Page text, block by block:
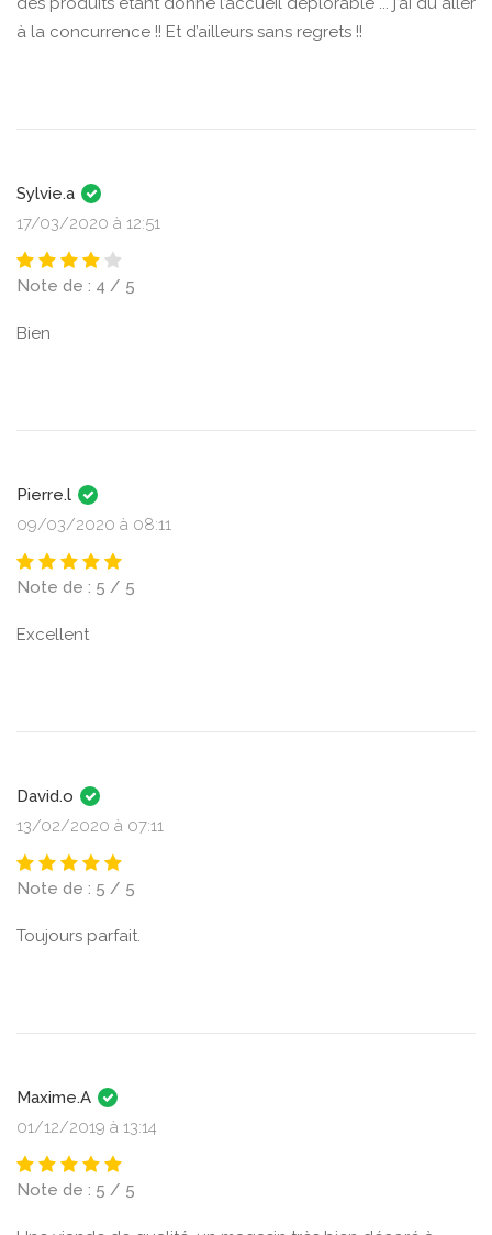
à la concurrence !! Et d’ailleurs sans regrets !!
Sylvie.a
17/03/2020 à 12:51
Note de : 4 / 5
Bien
Pierre.l
09/03/2020 à 08:11
Note de : 5 / 5
Excellent
David.o
13/02/2020 à 07:11
Note de : 5 / 5
Toujours parfait.
Maxime.A
01/12/2019 à 13:14
Note de : 5 / 5